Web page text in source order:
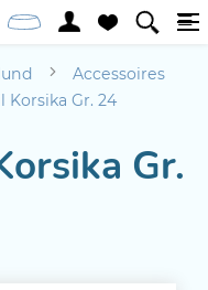
Accessoires
Korsika Gr. 24
Gr.